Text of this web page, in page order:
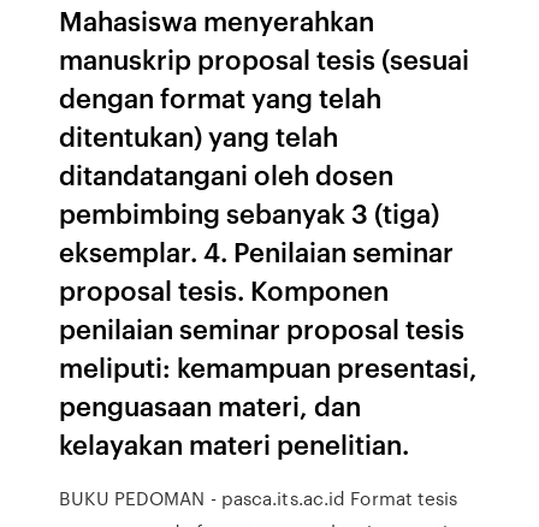
Mahasiswa menyerahkan
manuskrip proposal tesis (sesuai
dengan format yang telah
ditentukan) yang telah
ditandatangani oleh dosen
pembimbing sebanyak 3 (tiga)
eksemplar. 4. Penilaian seminar
proposal tesis. Komponen
penilaian seminar proposal tesis
meliputi: kemampuan presentasi,
penguasaan materi, dan
kelayakan materi penelitian.
BUKU PEDOMAN - pasca.its.ac.id Format tesis